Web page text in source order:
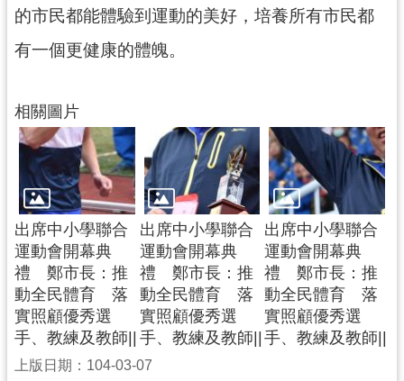
宣
告
的市民都能體驗到運動的美好，培養所有市民都
有一個更健康的體魄。
相關圖片
出席中小學聯合
運動會開幕典
禮 鄭市長：推
動全民體育 落
實照顧優秀選
手、教練及教師||
出席中小學聯合
運動會開幕典
禮 鄭市長：推
動全民體育 落
實照顧優秀選
手、教練及教師||
出席中小學聯合
運動會開幕典
禮 鄭市長：推
動全民體育 落
實照顧優秀選
手、教練及教師||
上版日期：104-03-07